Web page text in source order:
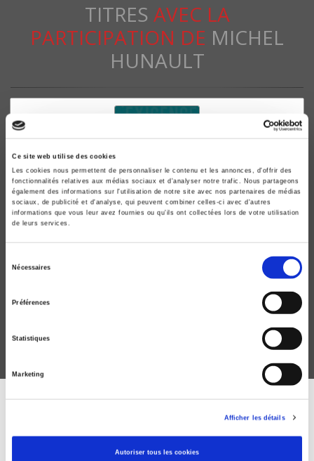
Ce site web utilise des cookies
Les cookies nous permettent de personnaliser le contenu et les annonces, d'offrir des
fonctionnalités relatives aux médias sociaux et d'analyser notre trafic. Nous partageons
également des informations sur l'utilisation de notre site avec nos partenaires de médias
sociaux, de publicité et d'analyse, qui peuvent combiner celles-ci avec d'autres
informations que vous leur avez fournies ou qu'ils ont collectées lors de votre utilisation
de leurs services.
Nécessaires
Préférences
Statistiques
Marketing
Afficher les détails
Autoriser tous les cookies
TITRES AVEC LA
PARTICIPATION DE MICHEL
HUNAULT
La Lutte contre la corruption, le blanchiment, la
fraude fiscale
L'exigence d'éthique dans les mouvements financiers
Michel Hunault
ABONNEZ-VOUS À NOS
REVUES